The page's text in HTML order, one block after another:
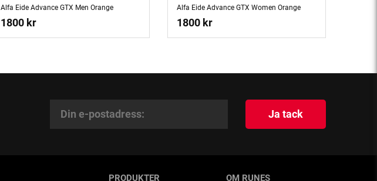
Alfa Eide Advance GTX Men Orange
1800 kr
Alfa Eide Advance GTX Women Orange
1800 kr
Ja tack
PRODUKTER OM RUNES